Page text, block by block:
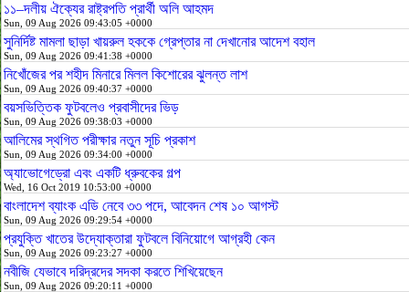
১১–দলীয় ঐক্যের রাষ্ট্রপতি প্রার্থী অলি আহমদ
Sun, 09 Aug 2026 09:43:05 +0000
সুনির্দিষ্ট মামলা ছাড়া খায়রুল হককে গ্রেপ্তার না দেখানোর আদেশ বহাল
Sun, 09 Aug 2026 09:41:38 +0000
নিখোঁজের পর শহীদ মিনারে মিলল কিশোরের ঝুলন্ত লাশ
Sun, 09 Aug 2026 09:40:37 +0000
বয়সভিত্তিক ফুটবলেও প্রবাসীদের ভিড়
Sun, 09 Aug 2026 09:38:03 +0000
আলিমের স্থগিত পরীক্ষার নতুন সূচি প্রকাশ
Sun, 09 Aug 2026 09:34:00 +0000
অ্যাভোগেড্রো এবং একটি ধ্রুবকের গল্প
Wed, 16 Oct 2019 10:53:00 +0000
বাংলাদেশ ব্যাংক এডি নেবে ৩৩ পদে, আবেদন শেষ ১০ আগস্ট
Sun, 09 Aug 2026 09:29:54 +0000
প্রযুক্তি খাতের উদ্যোক্তারা ফুটবলে বিনিয়োগে আগ্রহী কেন
Sun, 09 Aug 2026 09:23:27 +0000
নবীজি যেভাবে দরিদ্রদের সদকা করতে শিখিয়েছেন
Sun, 09 Aug 2026 09:20:11 +0000